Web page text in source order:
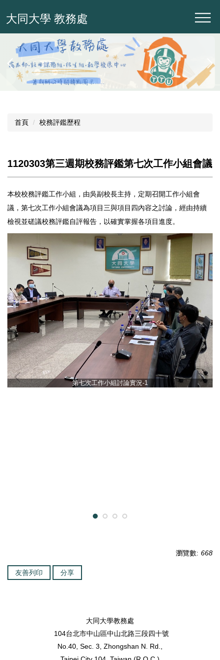
到
區
大同大學 教務處
首頁 校務評鑑歷程
1120303第三週期校務評鑑第七次工作小組會議
本校校務評鑑工作小組，由吳副校長主持，定期召開工作小組會
議，第七次工作小組會議為項目三與項目四內容之討論，經由持續
檢視並磋議校務評鑑自評報告，以確實掌握各項目進度。
第七次工作小組討論實況-1
瀏覽數: 668
友善列印 分享
大同大學教務處
104台北市中山區中山北路三段四十號
No.40, Sec. 3, Zhongshan N. Rd.,